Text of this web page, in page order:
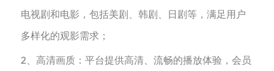
电视剧和电影，包括美剧、韩剧、日剧等，满足用户
多样化的观影需求‌；
‌2、高清画质‌：平台提供高清、流畅的播放体验，会员